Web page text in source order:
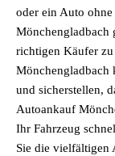
oder ein Auto
Mönchengladbach
richtigen Käufer
Mönchengladbach
und sicherstellen,
Autoankauf
Ihr Fahrzeug
Sie die vielfältigen